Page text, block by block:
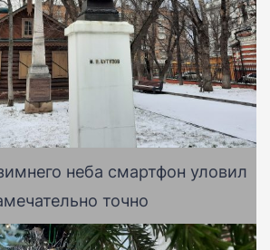
неба смартфон уловил
точно